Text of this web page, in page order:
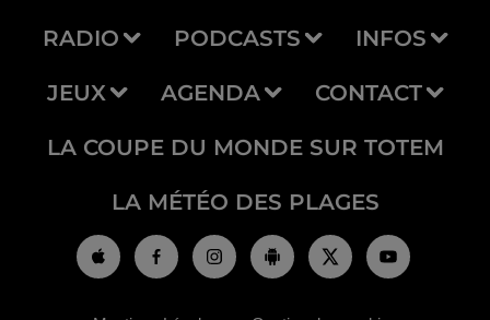
RADIO PODCASTS INFOS
JEUX AGENDA CONTACT
LA COUPE DU MONDE SUR TOTEM
LA MÉTÉO DES PLAGES